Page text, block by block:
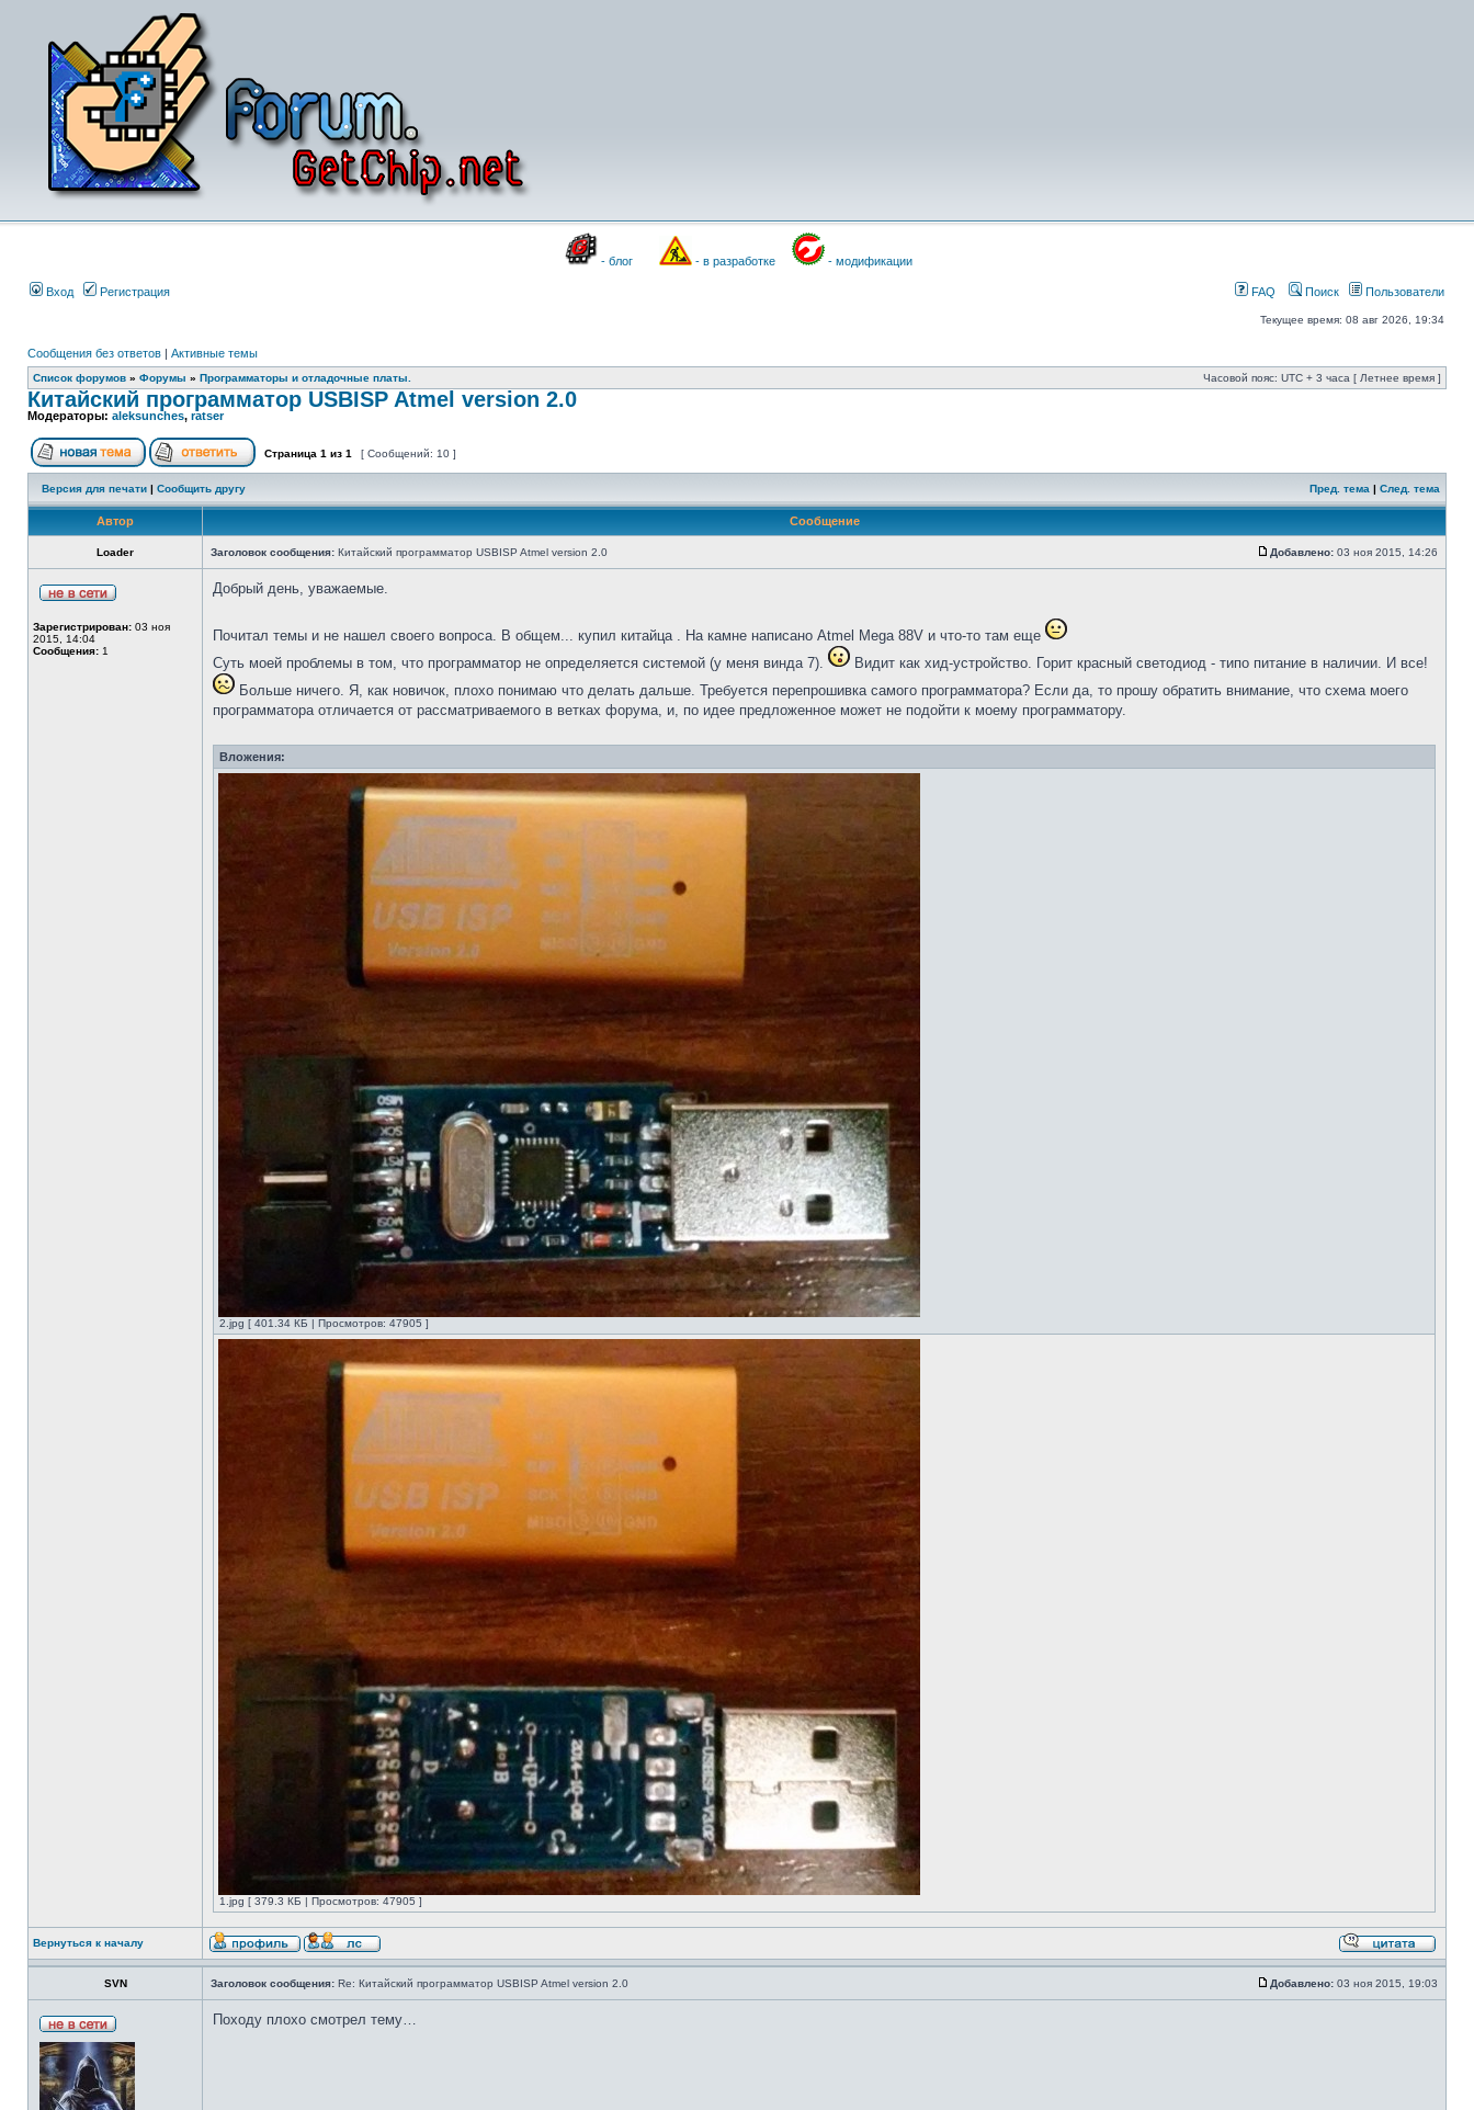
- блог - в разработке - модификации
Вход Регистрация FAQ Поиск Пользователи
Текущее время: 08 авг 2026, 19:34
Сообщения без ответов | Активные темы
Список форумов » Форумы » Программаторы и отладочные платы. Часовой пояс: UTC + 3 часа [ Летнее время ]
Китайский программатор USBISP Atmel version 2.0
Модераторы: aleksunches, ratser
Страница 1 из 1 [ Сообщений: 10 ]
Версия для печати | Сообщить другу Пред. тема | След. тема
Автор Сообщение
Loader Заголовок сообщения: Китайский программатор USBISP Atmel version 2.0 Добавлено: 03 ноя 2015, 14:26
Зарегистрирован: 03 ноя
2015, 14:04
Сообщения: 1
Добрый день, уважаемые.
Почитал темы и не нашел своего вопроса. В общем... купил китайца . На камне написано Atmel Mega 88V и что-то там еще
Суть моей проблемы в том, что программатор не определяется системой (у меня винда 7).
Видит как хид-устройство. Горит красный светодиод - типо питание в наличии. И все!
Больше ничего. Я, как новичок, плохо понимаю что делать дальше. Требуется перепрошивка самого программатора? Если да, то прошу обратить внимание, что схема моего
программатора отличается от рассматриваемого в ветках форума, и, по идее предложенное может не подойти к моему программатору.
Вложения:
2.jpg [ 401.34 КБ | Просмотров: 47905 ]
1.jpg [ 379.3 КБ | Просмотров: 47905 ]
Вернуться к началу
SVN Заголовок сообщения: Re: Китайский программатор USBISP Atmel version 2.0 Добавлено: 03 ноя 2015, 19:03
Походу плохо смотрел тему…